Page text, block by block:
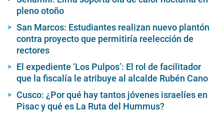
pleno otoño
San Marcos: Estudiantes realizan nuevo plantón
contra proyecto que permitiría reelección de
rectores
El expediente ‘Los Pulpos’: El rol de facilitador
que la fiscalía le atribuye al alcalde Rubén Cano
Cusco: ¿Por qué hay tantos jóvenes israelíes en
Pisac y qué es La Ruta del Hummus?